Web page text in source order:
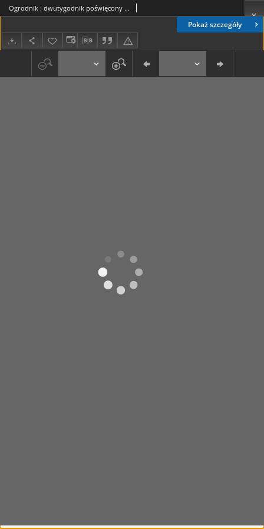
Pokaż szczegóły
Ogrodnik : dwutygodnik poświęcony sprawom ogrodnictwa polskiego. R. 11, nr 18 (15 wrzesień 1921)